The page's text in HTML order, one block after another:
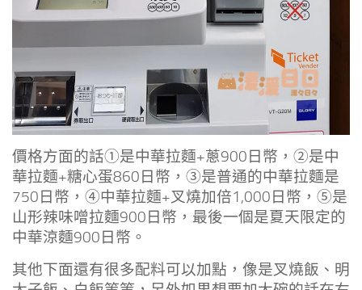
價格方面的話①是中華拉麵+蔥900日幣，②是中
華拉麵+糖心蛋860日幣，③是普通的中華拉麵是
750日幣，④中華拉麵+叉燒加倍1,000日幣，⑤是
山形辣味噌拉麵900日幣，最後一個是夏天限定的
中華涼麵900日幣。
其他下面還有很多配料可以加點，像是叉燒飯、明